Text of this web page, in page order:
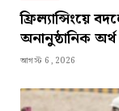
ফ্রিল্যান্সিংয়ে
অনানুষ্ঠানিক
আগস্ট 6, 2026